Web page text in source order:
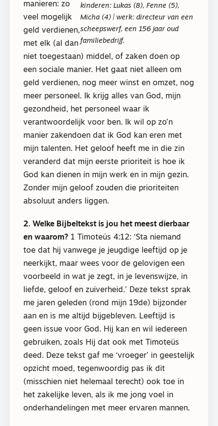
kinderen: Lukas (8), Fenne (5),
Micha (4) | werk: directeur van een
scheepswerf, een 156 jaar oud
familiebedrijf.
manieren: zo
veel mogelijk
geld verdienen,
met elk (al dan
niet toegestaan) middel, of zaken doen op
een sociale manier. Het gaat niet alleen om
geld verdienen, nog meer winst en omzet, nog
meer personeel. Ik krijg alles van God, mijn
gezondheid, het personeel waar ik
verantwoordelijk voor ben. Ik wil op zo’n
manier zakendoen dat ik God kan eren met
mijn talenten. Het geloof heeft me in die zin
veranderd dat mijn eerste prioriteit is hoe ik
God kan dienen in mijn werk en in mijn gezin.
Zonder mijn geloof zouden die prioriteiten
absoluut anders liggen.
2. Welke Bijbeltekst is jou het meest dierbaar
en waarom? 1 Timoteüs 4:12: ‘Sta niemand
toe dat hij vanwege je jeugdige leeftijd op je
neerkijkt, maar wees voor de gelovigen een
voorbeeld in wat je zegt, in je levenswijze, in
liefde, geloof en zuiverheid.’ Deze tekst sprak
me jaren geleden (rond mijn 19de) bijzonder
aan en is me altijd bijgebleven. Leeftijd is
geen issue voor God. Hij kan en wil iedereen
gebruiken, zoals Hij dat ook met Timoteüs
deed. Deze tekst gaf me ‘vroeger’ in geestelijk
opzicht moed, tegenwoordig pas ik dit
(misschien niet helemaal terecht) ook toe in
het zakelijke leven, als ik me jong voel in
onderhandelingen met meer ervaren mannen.